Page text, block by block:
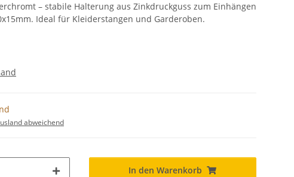
– stabile Halterung aus Zinkdruckguss zum Einhängen
Ideal für Kleiderstangen und Garderoben.
abweichend
In den Warenkorb